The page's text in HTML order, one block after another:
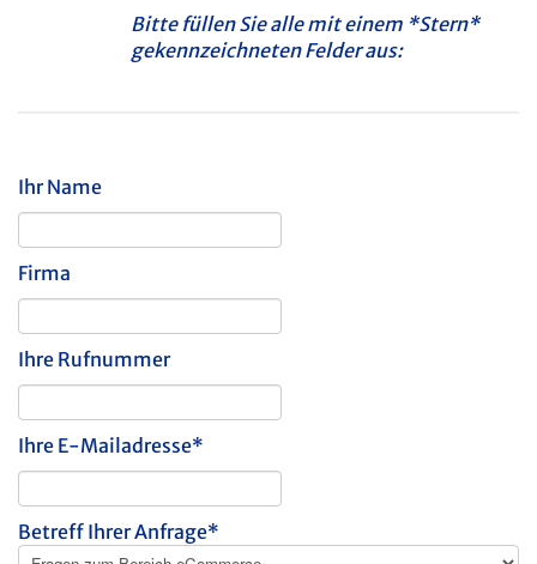
Bitte füllen Sie alle mit einem *Stern*
gekennzeichneten Felder aus:
Ihr Name
Firma
Ihre Rufnummer
Ihre E-Mailadresse*
Betreff Ihrer Anfrage*